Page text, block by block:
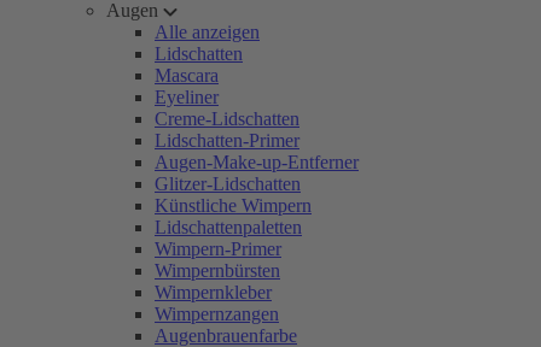
Augen
Alle anzeigen
Lidschatten
Mascara
Eyeliner
Creme-Lidschatten
Lidschatten-Primer
Augen-Make-up-Entferner
Glitzer-Lidschatten
Künstliche Wimpern
Lidschattenpaletten
Wimpern-Primer
Wimpernbürsten
Wimpernkleber
Wimpernzangen
Augenbrauenfarbe